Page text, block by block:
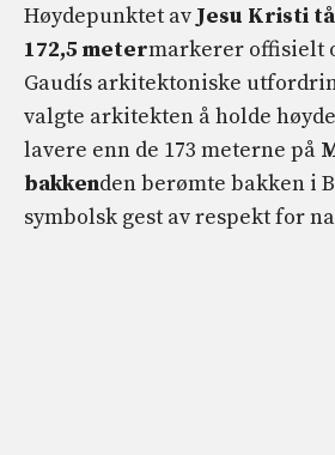
Høydepunktet av Jesu Kristi
172,5 metermarkerer offisielt
Gaudís arkitektoniske
valgte arkitekten å holde
lavere enn de 173 meterne på
bakkenden berømte bakken i
symbolsk gest av respekt for